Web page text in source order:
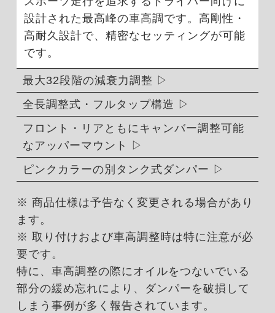
設計された最高峰の車高調です。高剛性・
高耐久設計で、精密なセッティングが可能
です。
最大32段階の減衰力調整
全長調整式・フルタップ構造
フロント・リアともにキャンバー調整可能
なアッパーマウント
ピンクカラーの別タンク式ダンパー
※ 商品仕様は予告なく変更される場合があり
ます。
※ 取り付けおよび車高調整時は特に注意が必
要です。
特に、車高調整の際にオイルをつないでいる
部分の緩め忘れにより、ダンパーを破損して
しまう事例が多く報告されています。